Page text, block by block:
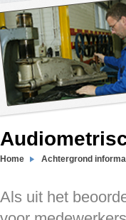
Home Achtergrond
Als uit het